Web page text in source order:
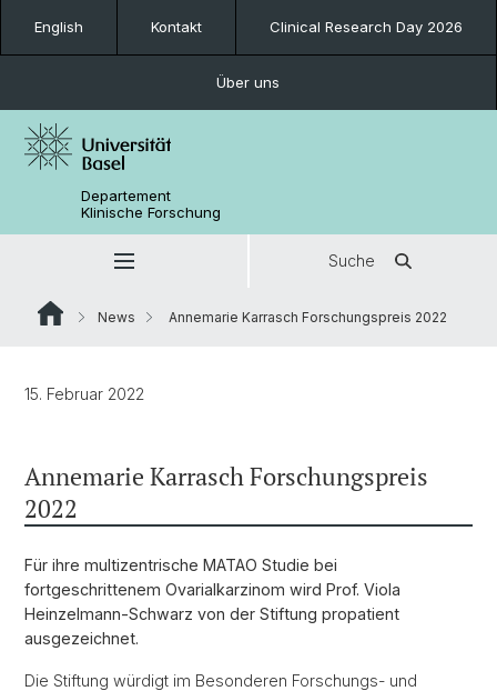
English Kontakt Clinical Research Day 2026
Über uns
Departement
Klinische Forschung
Suche
News Annemarie Karrasch Forschungspreis 2022
15. Februar 2022
Annemarie Karrasch Forschungspreis
2022
Für ihre multizentrische MATAO Studie bei
fortgeschrittenem Ovarialkarzinom wird Prof. Viola
Heinzelmann-Schwarz von der Stiftung propatient
ausgezeichnet.
Die Stiftung würdigt im Besonderen Forschungs- und